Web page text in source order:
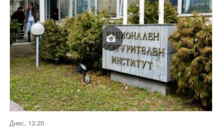
Днес, 13:20